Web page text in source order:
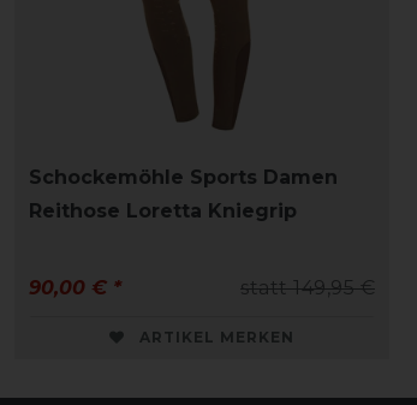
Schockemöhle Sports Damen
Reithose Loretta Kniegrip
statt 149,95 €
90,00 € *
ARTIKEL MERKEN